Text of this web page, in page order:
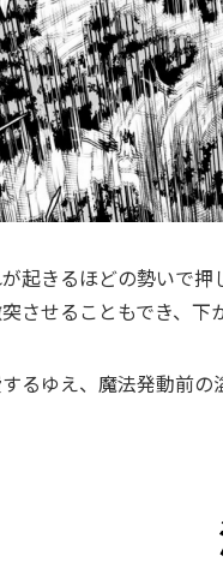
起きるほどの勢いで
させることもでき、
るゆえ、魔法発動前